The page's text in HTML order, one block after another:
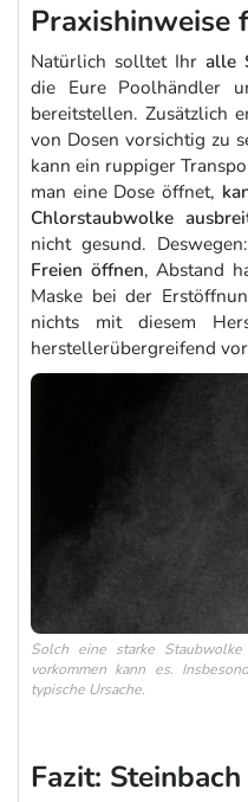
Praxishinweise
Natürlich solltet Ihr alle
die Eure Poolhändler
bereitstellen. Zusätzlich
von Dosen vorsichtig zu
kann ein ruppiger
man eine Dose öffnet,
Chlorstaubwolke
nicht gesund.
Freien öffnen, Abstand
Maske bei der
nichts mit diesem
herstellerübergreifend
Solch eine starke
vorkommen kann es.
typische Ursache.
Fazit: